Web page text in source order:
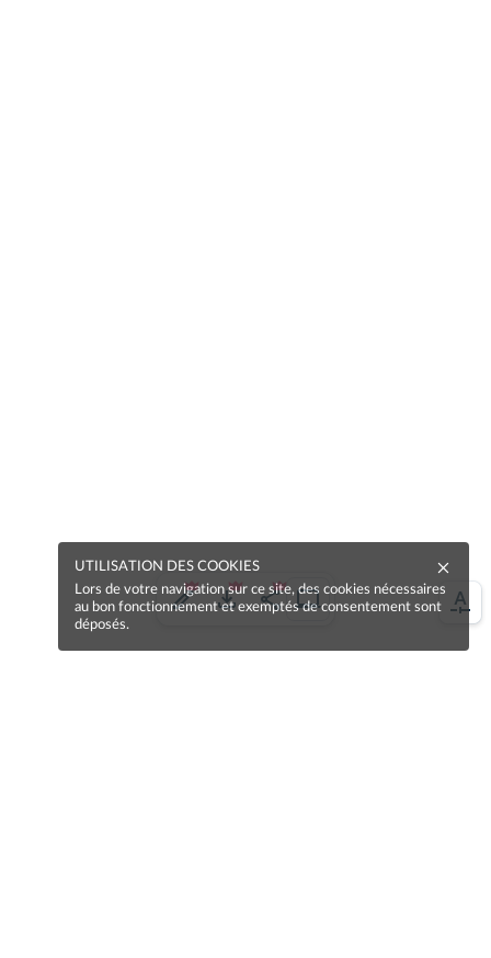
UTILISATION DES COOKIES
Lors de votre navigation sur ce site, des cookies nécessaires
au bon fonctionnement et exemptés de consentement sont
déposés.